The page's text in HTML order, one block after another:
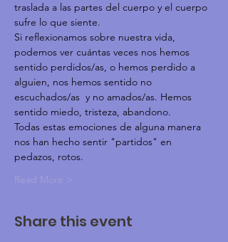
traslada a las partes del cuerpo y el cuerpo
sufre lo que siente.
Si reflexionamos sobre nuestra vida,
podemos ver cuántas veces nos hemos
sentido perdidos/as, o hemos perdido a
alguien, nos hemos sentido no
escuchados/as  y no amados/as. Hemos
sentido miedo, tristeza, abandono.
Todas estas emociones de alguna manera
nos han hecho sentir "partidos" en
pedazos, rotos.
Read More >
Share this event